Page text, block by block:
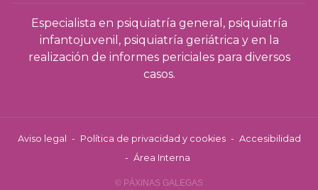
Especialista en psiquiatría general, psiquiatría
infantojuvenil, psiquiatría geriátrica y en la
realización de informes periciales para diversos
casos.
Aviso legal - Política de privacidad y cookies - Accesibilidad
- Área Interna
© PÁXINAS GALEGAS